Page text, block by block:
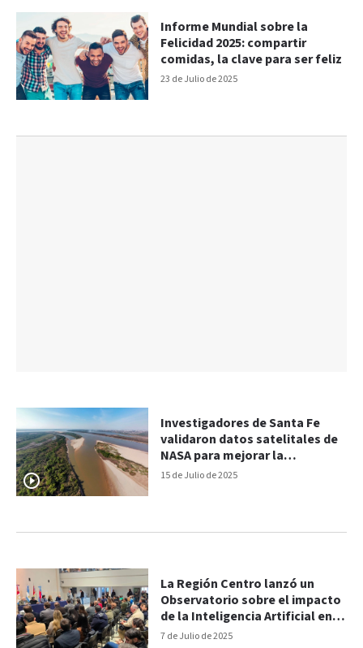
23 de Julio de 2025
Informe Mundial sobre la
Felicidad 2025: compartir
comidas, la clave para ser feliz
15 de Julio de 2025
Investigadores de Santa Fe
validaron datos satelitales de
NASA para mejorar la
predicción de inundaciones
7 de Julio de 2025
La Región Centro lanzó un
Observatorio sobre el impacto
de la Inteligencia Artificial en el
trabajo